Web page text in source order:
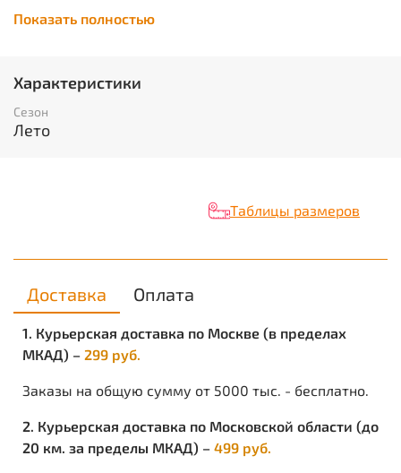
Подкладка: натуральный лён (100%).
Метод крепления подошвы: прямой прилив.
Размеры: 40-45.
Цвет: олива.
Показать полностью
Характеристики
Сезон
Лето
Таблицы размеров
Доставка Оплата
1. Курьерская доставка по Москве (в пределах
МКАД) – 299 руб.
Заказы на общую сумму от 5000 тыс. - бесплатно.
2. Курьерская доставка по Московской области (до
20 км. за пределы МКАД) – 499 руб.